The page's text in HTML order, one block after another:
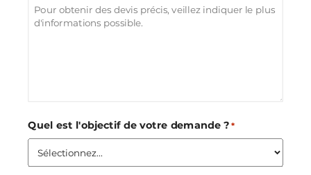
Quel est l'objectif de votre demande ? *